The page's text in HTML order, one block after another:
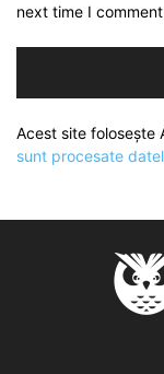
next time I
Acest site folosește
sunt procesate